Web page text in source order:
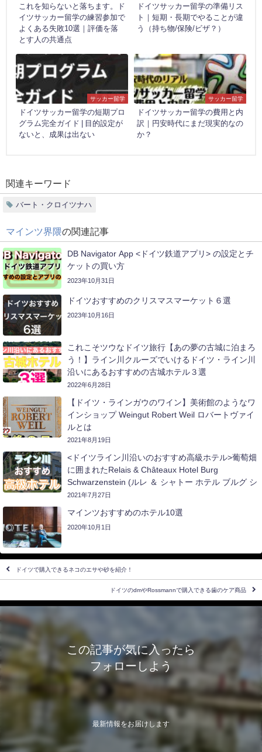
これを知らないと落ちます。ド
イツサッカー留学の練習参加で
よくある失敗10選｜評価を落
とす人の共通点
ドイツサッカー留学の準備リス
ト｜短期・長期でやることが違
う（持ち物/保険/ビザ？）
サッカー留学
ドイツサッカー留学の短期プロ
グラム完全ガイド | 目的設定が
ないと、成果は出ない
サッカー留学
ドイツサッカー留学の費用と内
訳｜円安時代にまだ現実的なの
か？
関連キーワード
バート・クロイツナハ
マインツ界隈の関連記事
DB Navigator App <ドイツ鉄道アプリ> の設定とチ
ケットの買い方
2023年10月31日
ドイツおすすめのクリスマスマーケット６選
2023年10月16日
これこそツウなドイツ旅行【あの夢の古城に泊まろ
う！】ライン川クルーズでいけるドイツ・ライン川
沿いにあるおすすめの古城ホテル３選
2022年6月28日
【ドイツ・ラインガウのワイン】美術館のようなワ
インショップ Weingut Robert Weil ロバートヴァイ
ルとは
2021年8月19日
<ドイツライン川沿いのおすすめ高級ホテル>葡萄畑
に囲まれたRelais & Châteaux Hotel Burg
Schwarzenstein (ルレ ＆ シャトー ホテル ブルグ シ
ュヴァルツェンシュタイン) に泊まってみた
2021年7月27日
マインツおすすめのホテル10選
2020年10月1日
ドイツで購入できるネコのエサや砂を紹介！
ドイツのdmやRossmannで購入できる歯のケア商品
この記事が気に入ったら
フォローしよう
最新情報をお届けします